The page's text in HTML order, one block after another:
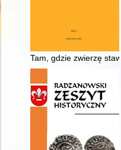
Tam, gdzie zwierzę